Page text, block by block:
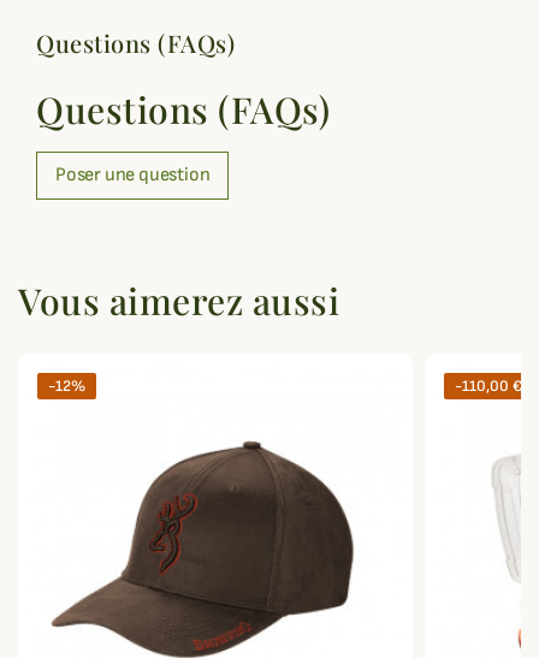
Questions (FAQs)
Questions (FAQs)
Poser une question
Vous aimerez aussi
-12% -110,00 €